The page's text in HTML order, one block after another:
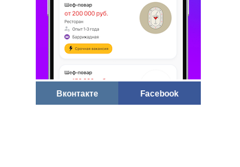
Вконтакте Facebook